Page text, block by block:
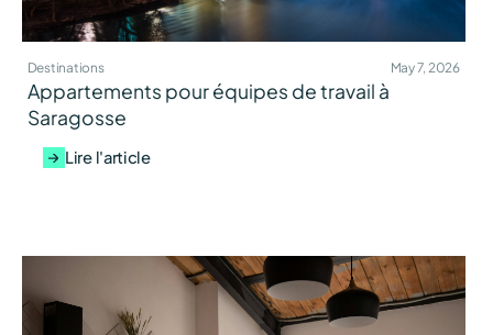
Destinations May 7, 2026
Appartements pour équipes de travail à
Saragosse
Lire l'article